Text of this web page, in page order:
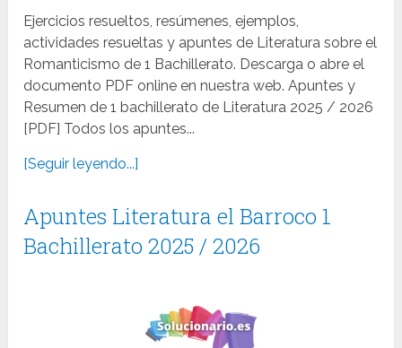
Ejercicios resueltos, resúmenes, ejemplos,
actividades resueltas y apuntes de Literatura sobre el
Romanticismo de 1 Bachillerato. Descarga o abre el
documento PDF online en nuestra web. Apuntes y
Resumen de 1 bachillerato de Literatura 2025 / 2026
[PDF] Todos los apuntes...
[Seguir leyendo...]
Apuntes Literatura el Barroco 1
Bachillerato 2025 / 2026